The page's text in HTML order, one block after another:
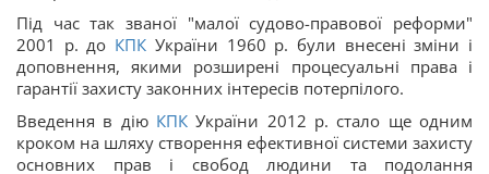
Під час так званої "малої судово-правової реформи"
2001 р. до КПК України 1960 р. були внесені зміни і
доповнення, якими розширені процесуальні права і
гарантії захисту законних інтересів потерпілого.
Введення в дію КПК України 2012 р. стало ще одним
кроком на шляху створення ефективної системи захисту
основних прав і свобод людини та подолання